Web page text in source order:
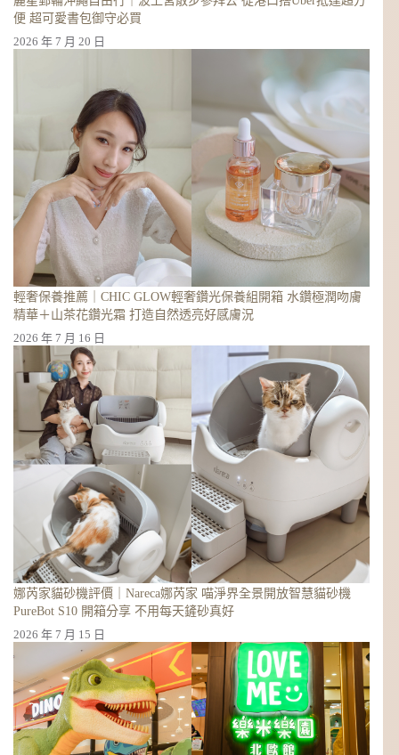
便 超可愛書包御守必買
2026 年 7 月 20 日
輕奢保養推薦｜CHIC GLOW輕奢鑽光保養組開箱 水鑽極潤吻膚
精華＋山茶花鑽光霜 打造自然透亮好感膚況
2026 年 7 月 16 日
娜芮家貓砂機評價｜Nareca娜芮家 喵淨界全景開放智慧貓砂機
PureBot S10 開箱分享 不用每天鏟砂真好
2026 年 7 月 15 日